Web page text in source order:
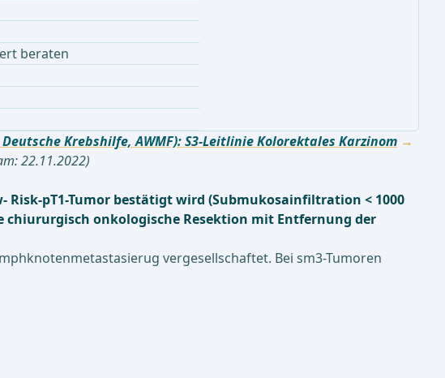
beraten
Krebshilfe, AWMF): S3-Leitlinie Kolorektales Karzinom
22.11.2022)
Risk-pT1-Tumor bestätigt wird (Submukosainfiltration < 1000
chiururgisch onkologische Resektion mit Entfernung der
vergesellschaftet. Bei sm3-Tumoren